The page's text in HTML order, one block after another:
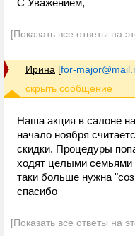
С Уважением,
[Показать все ответы на
Ирина [for-
Наша акция в салоне
начало ноября
скидки. Процедуры
ходят целыми семьями
таки больше нужна
спасибо
[Показать все ответы на